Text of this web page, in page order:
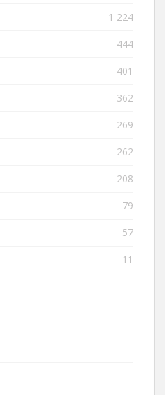
1 224
444
401
362
269
262
208
79
57
11